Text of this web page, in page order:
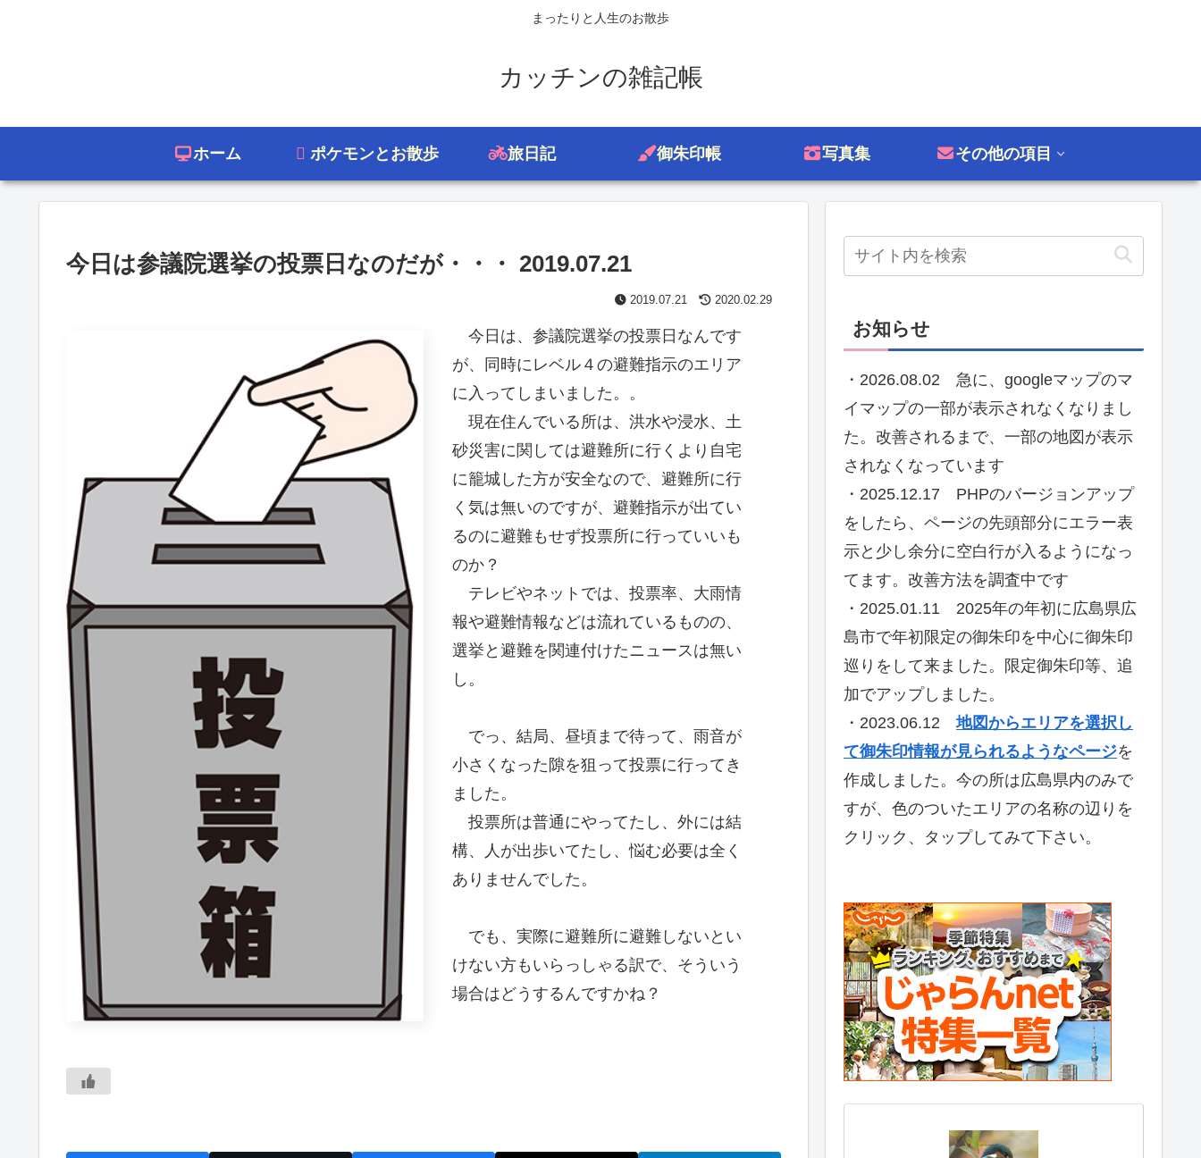
まったりと人生のお散歩
カッチンの雑記帳
ホーム ポケモンとお散歩 旅日記 御朱印帳 写真集 その他の項目
今日は参議院選挙の投票日なのだが・・・ 2019.07.21
2019.07.21 2020.02.29
今日は、参議院選挙の投票日なんです
が、同時にレベル４の避難指示のエリア
に入ってしまいました。。
現在住んでいる所は、洪水や浸水、土
砂災害に関しては避難所に行くより自宅
に籠城した方が安全なので、避難所に行
く気は無いのですが、避難指示が出てい
るのに避難もせず投票所に行っていいも
のか？
テレビやネットでは、投票率、大雨情
報や避難情報などは流れているものの、
選挙と避難を関連付けたニュースは無い
し。
でっ、結局、昼頃まで待って、雨音が
小さくなった隙を狙って投票に行ってき
ました。
投票所は普通にやってたし、外には結
構、人が出歩いてたし、悩む必要は全く
ありませんでした。
でも、実際に避難所に避難しないとい
けない方もいらっしゃる訳で、そういう
場合はどうするんですかね？
お知らせ
・2026.08.02 急に、googleマップのマ
イマップの一部が表示されなくなりまし
た。改善されるまで、一部の地図が表示
されなくなっています
・2025.12.17 PHPのバージョンアップ
をしたら、ページの先頭部分にエラー表
示と少し余分に空白行が入るようになっ
てます。改善方法を調査中です
・2025.01.11 2025年の年初に広島県広
島市で年初限定の御朱印を中心に御朱印
巡りをして来ました。限定御朱印等、追
加でアップしました。
・2023.06.12地図からエリアを選択し
て御朱印情報が見られるようなページを
作成しました。今の所は広島県内のみで
すが、色のついたエリアの名称の辺りを
クリック、タップしてみて下さい。